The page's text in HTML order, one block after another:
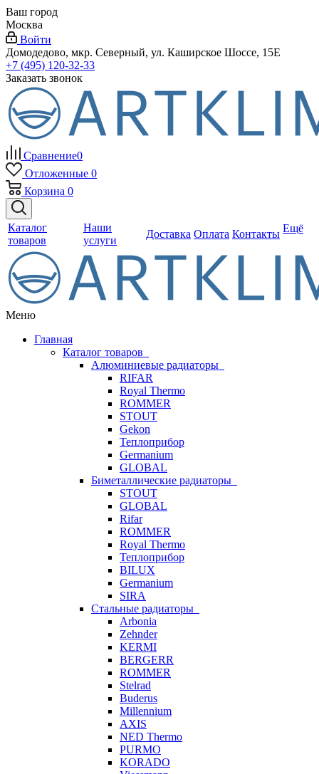
Ваш город
Москва
Войти
Домодедово, мкр. Северный, ул. Каширское Шоссе, 15Е
+7 (495) 120-32-33
Заказать звонок
Сравнение0
Отложенные 0
Корзина 0
Каталог
товаров
Наши
услуги
Доставка Оплата Контакты Ещё
Меню
Главная
Каталог товаров
Алюминиевые радиаторы
RIFAR
Royal Thermo
ROMMER
STOUT
Gekon
Теплоприбор
Germanium
GLOBAL
Биметаллические радиаторы
STOUT
GLOBAL
Rifar
ROMMER
Royal Thermo
Теплоприбор
BILUX
Germanium
SIRA
Стальные радиаторы
Arbonia
Zehnder
KERMI
BERGERR
ROMMER
Stelrad
Buderus
Millennium
AXIS
NED Thermo
PURMO
KORADO